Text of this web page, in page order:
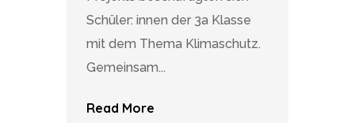
Schüler: innen der 3a Klasse
mit dem Thema Klimaschutz.
Gemeinsam...
Read More